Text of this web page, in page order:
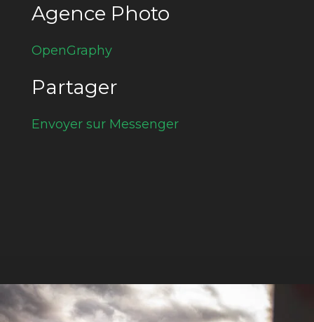
Agence Photo
OpenGraphy
Partager
Envoyer sur Messenger